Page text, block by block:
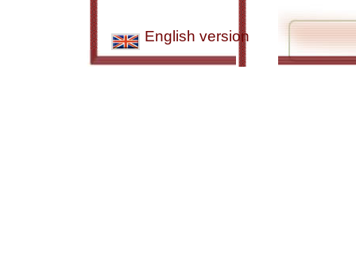
English version